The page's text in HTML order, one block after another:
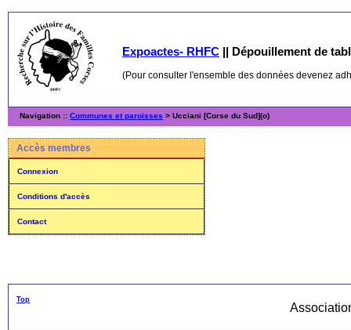
Expoactes- RHFC || Dépouillement de
(Pour consulter l'ensemble des données devenez
Navigation :: Communes et paroisses > Ucciani [Corse du Sud](o)
Accès membres
Connexion
Conditions d'accès
Contact
Top